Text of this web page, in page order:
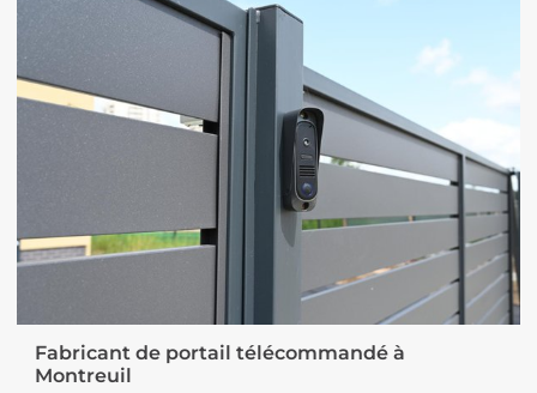
Fabricant de portail télécommandé à
Montreuil